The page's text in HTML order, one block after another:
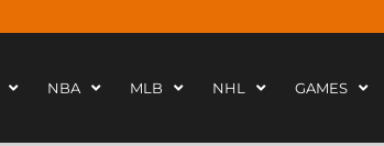
NBA MLB NHL GAMES